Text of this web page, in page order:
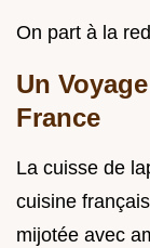
On part à la
Un
France
La cuisse de
cuisine
mijotée avec